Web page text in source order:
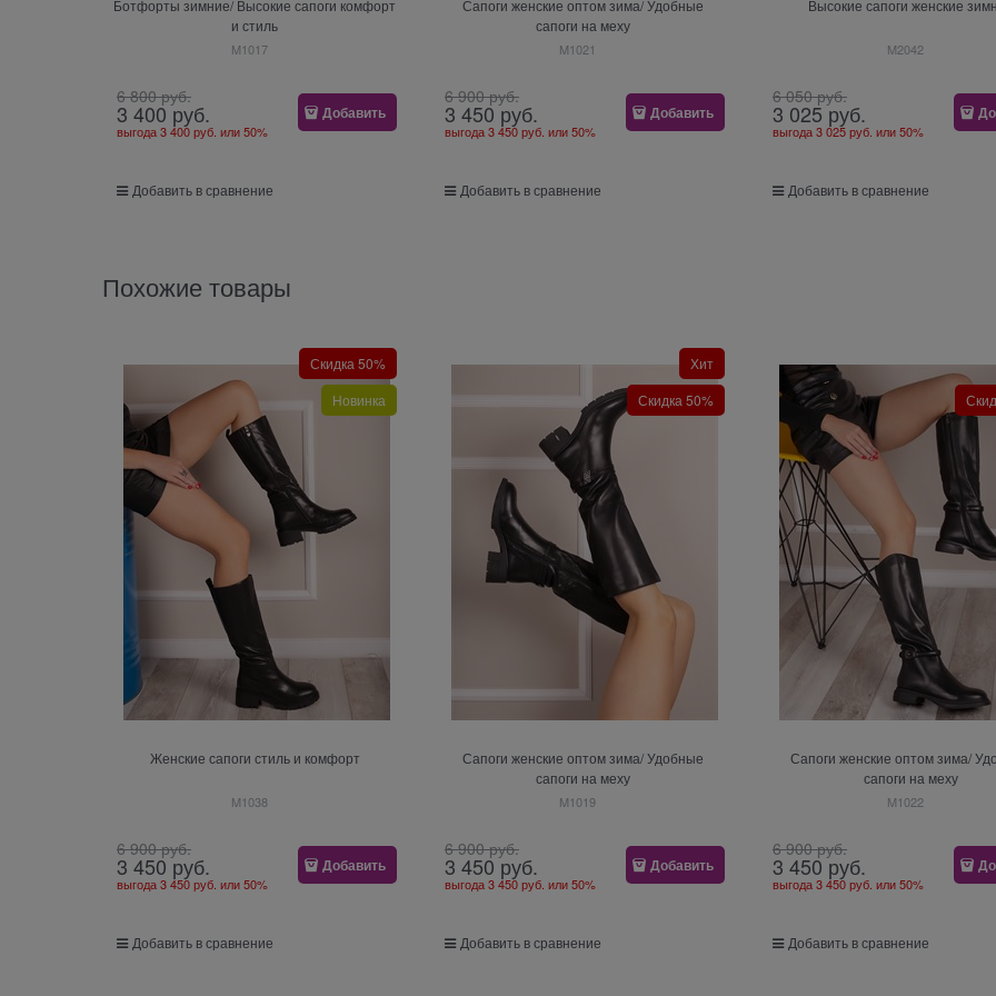
Ботфорты зимние/ Высокие сапоги комфорт
и стиль
M1017
6 800 руб.
3 400 руб.
выгода3 400 руб. или50%
Добавить
Добавить в сравнение
Сапоги женские оптом зима/ Удобные
сапоги на меху
M1021
6 900 руб.
3 450 руб.
выгода3 450 руб. или50%
Добавить
Добавить в сравнение
Высокие сапоги женские
M2042
6 050 руб.
3 025 руб.
выгода3 025 руб. или50%
Добавить в сравнение
Похожие товары
Женские сапоги стиль и комфорт
M1038
Скидка 50%
Новинка
6 900 руб.
3 450 руб.
выгода3 450 руб. или50%
Добавить
Добавить в сравнение
Сапоги женские оптом зима/ Удобные
сапоги на меху
M1019
Хит
Скидка 50%
6 900 руб.
3 450 руб.
выгода3 450 руб. или50%
Добавить
Добавить в сравнение
Сапоги женские оптом зима/
сапоги на меху
M1022
6 900 руб.
3 450 руб.
выгода3 450 руб. или50%
Добавить в сравнение